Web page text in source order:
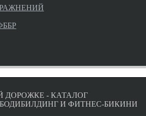
ДОРОЖКЕ - КАТАЛОГ
И ФИТНЕС-БИКИНИ